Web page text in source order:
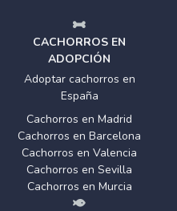
CACHORROS EN
ADOPCIÓN
Adoptar cachorros en
España
Cachorros en Madrid
Cachorros en Barcelona
Cachorros en Valencia
Cachorros en Sevilla
Cachorros en Murcia